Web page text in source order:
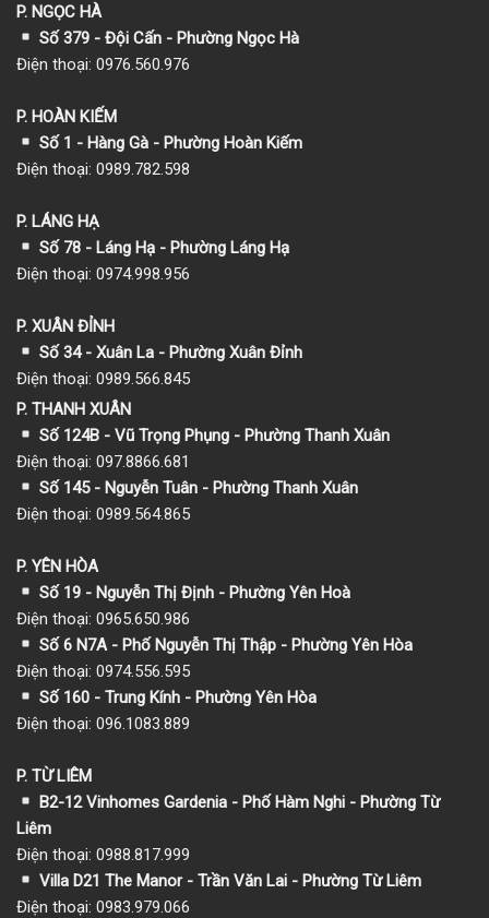
P. NGỌC HÀ
Số 379 - Đội Cấn - Phường Ngọc Hà
Điện thoại: 0976.560.976
P. HOÀN KIẾM
Số 1 - Hàng Gà - Phường Hoàn Kiếm
Điện thoại: 0989.782.598
P. LÁNG HẠ
Số 78 - Láng Hạ - Phường Láng Hạ
Điện thoại: 0974.998.956
P. XUÂN ĐỈNH
Số 34 - Xuân La - Phường Xuân Đỉnh
Điện thoại: 0989.566.845
P. THANH XUÂN
Số 124B - Vũ Trọng Phụng - Phường Thanh Xuân
Điện thoại: 097.8866.681
Số 145 - Nguyễn Tuân - Phường Thanh Xuân
Điện thoại: 0989.564.865
P. YÊN HÒA
Số 19 - Nguyễn Thị Định - Phường Yên Hoà
Điện thoại: 0965.650.986
Số 6 N7A - Phố Nguyễn Thị Thập - Phường Yên Hòa
Điện thoại: 0974.556.595
Số 160 - Trung Kính - Phường Yên Hòa
Điện thoại: 096.1083.889
P. TỪ LIÊM
B2-12 Vinhomes Gardenia - Phố Hàm Nghi - Phường Từ
Liêm
Điện thoại: 0988.817.999
Villa D21 The Manor - Trần Văn Lai - Phường Từ Liêm
Điện thoại: 0983.979.066